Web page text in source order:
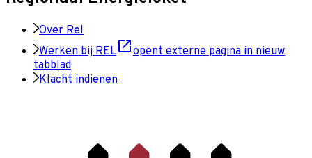
Over Rel
Werken bij REL
opent externe pagina in nieuw
tabblad
Klacht indienen